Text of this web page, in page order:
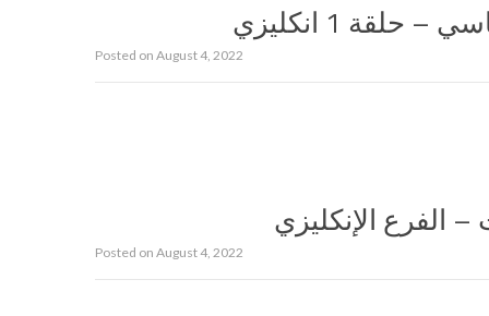
1 انكليزي
Posted on August 4, 2022
الفرع الإنكليزي
Posted on August 4, 2022